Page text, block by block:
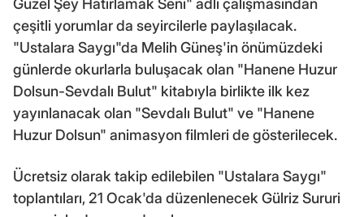
Güzel Şey Hatırlamak Seni" adlı çalışmasından
çeşitli yorumlar da seyircilerle paylaşılacak.
"Ustalara Saygı"da Melih Güneş'in önümüzdeki
günlerde okurlarla buluşacak olan "Hanene Huzur
Dolsun-Sevdalı Bulut" kitabıyla birlikte ilk kez
yayınlanacak olan "Sevdalı Bulut" ve "Hanene
Huzur Dolsun" animasyon filmleri de gösterilecek.
Ücretsiz olarak takip edilebilen "Ustalara Saygı"
toplantıları, 21 Ocak'da düzenlenecek Gülriz Sururi